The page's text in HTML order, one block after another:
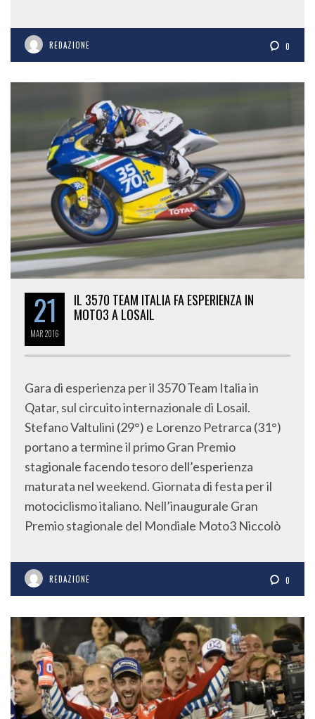
REDAZIONE 0
21
MAR2016
IL 3570 TEAM ITALIA FA ESPERIENZA IN
MOTO3 A LOSAIL
Gara di esperienza per il 3570 Team Italia in
Qatar, sul circuito internazionale di Losail.
Stefano Valtulini (29°) e Lorenzo Petrarca (31°)
portano a termine il primo Gran Premio
stagionale facendo tesoro dell’esperienza
maturata nel weekend. Giornata di festa per il
motociclismo italiano. Nell’inaugurale Gran
Premio stagionale del Mondiale Moto3 Niccolò
REDAZIONE 0